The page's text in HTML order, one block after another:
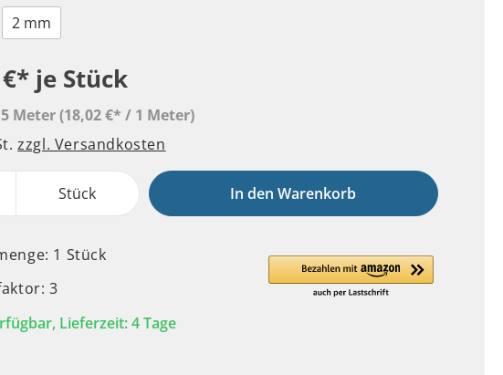
2 mm
je Stück
Meter(18,02 €* / 1 Meter)
zzgl. Versandkosten
Stück In den Warenkorb
1 Stück
3
Lieferzeit: 4 Tage